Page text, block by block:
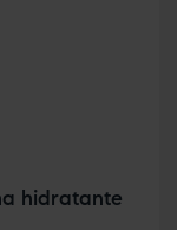
hidratante